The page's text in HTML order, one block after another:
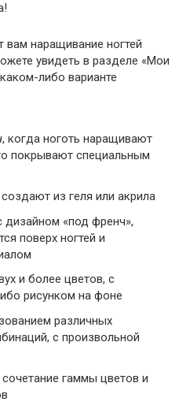
вам наращивание ногтей
увидеть в разделе «Мои
либо варианте
, когда ноготь наращивают
покрывают специальным
из геля или акрила
«под френч»,
поверх ногтей и
и более цветов, с
рисунком на фоне
различных
с произвольной
гаммы цветов и